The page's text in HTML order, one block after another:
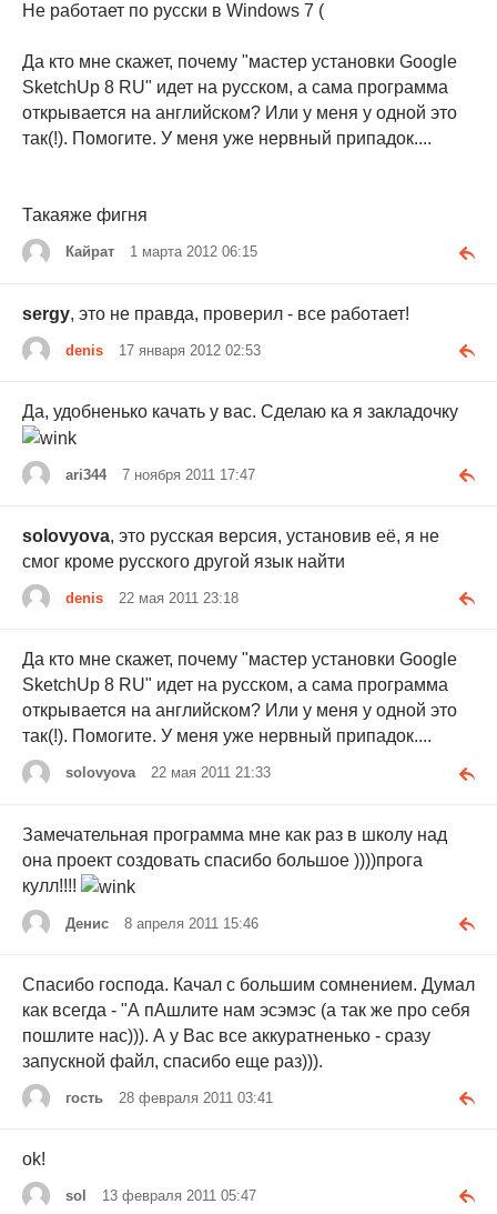
Не работает по русски в Windows 7 (
Да кто мне скажет, почему "мастер установки Google
SketchUp 8 RU" идет на русском, а сама программа
открывается на английском? Или у меня у одной это
так(!). Помогите. У меня уже нервный припадок....
Такаяже фигня
Кайрат 1 марта 2012 06:15
sergy, это не правда, проверил - все работает!
denis 17 января 2012 02:53
Да, удобненько качать у вас. Сделаю ка я закладочку
ari344 7 ноября 2011 17:47
solovyova, это русская версия, установив её, я не
смог кроме русского другой язык найти
denis 22 мая 2011 23:18
Да кто мне скажет, почему "мастер установки Google
SketchUp 8 RU" идет на русском, а сама программа
открывается на английском? Или у меня у одной это
так(!). Помогите. У меня уже нервный припадок....
solovyova 22 мая 2011 21:33
Замечательная программа мне как раз в школу над
она проект создовать спасибо большое ))))прога
кулл!!!!
Денис 8 апреля 2011 15:46
Спасибо господа. Качал с большим сомнением. Думал
как всегда - "А пАшлите нам эсэмэс (а так же про себя
пошлите нас))). А у Вас все аккуратненько - сразу
запускной файл, спасибо еще раз))).
гость 28 февраля 2011 03:41
ok!
sol 13 февраля 2011 05:47